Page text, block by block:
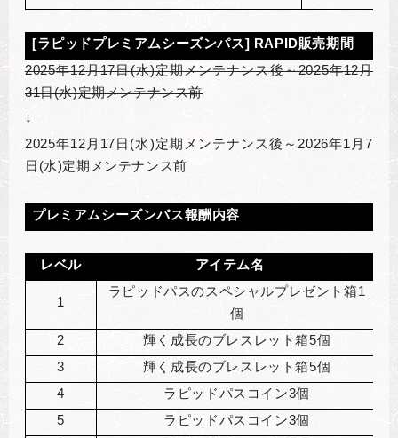
[ラピッドプレミアムシーズンパス] RAPID販売期間
2025年12月17日(水)定期メンテナンス後～2025年12月
31日(水)定期メンテナンス前
↓
2025年12月17日(水)定期メンテナンス後～2026年1月7
日(水)定期メンテナンス前
プレミアムシーズンパス報酬内容
レベル アイテム名
1
ラピッドパスのスペシャルプレゼント箱1
個
2
輝く成長のブレスレット箱5個
3
輝く成長のブレスレット箱5個
4
ラピッドパスコイン3個
5
ラピッドパスコイン3個